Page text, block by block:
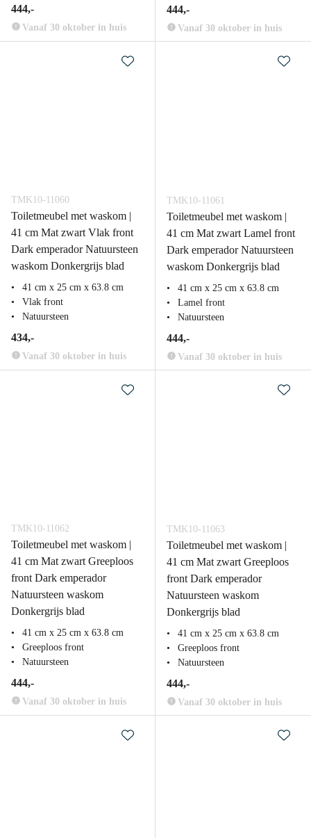
444,-
Vanaf 30 oktober in huis
444,-
Vanaf 30 oktober in huis
TMK10-11060
Toiletmeubel met waskom |
41 cm Mat zwart Vlak front
Dark emperador Natuursteen
waskom Donkergrijs blad
41 cm x 25 cm x 63.8 cm
Vlak front
Natuursteen
434,-
Vanaf 30 oktober in huis
TMK10-11061
Toiletmeubel met waskom |
41 cm Mat zwart Lamel front
Dark emperador Natuursteen
waskom Donkergrijs blad
41 cm x 25 cm x 63.8 cm
Lamel front
Natuursteen
444,-
Vanaf 30 oktober in huis
TMK10-11062
Toiletmeubel met waskom |
41 cm Mat zwart Greeploos
front Dark emperador
Natuursteen waskom
Donkergrijs blad
41 cm x 25 cm x 63.8 cm
Greeploos front
Natuursteen
444,-
Vanaf 30 oktober in huis
TMK10-11063
Toiletmeubel met waskom |
41 cm Mat zwart Greeploos
front Dark emperador
Natuursteen waskom
Donkergrijs blad
41 cm x 25 cm x 63.8 cm
Greeploos front
Natuursteen
444,-
Vanaf 30 oktober in huis